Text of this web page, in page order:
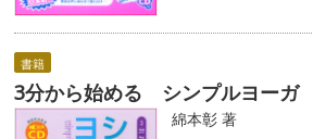
書籍
3分から始める シンプルヨーガ
綿本彰 著